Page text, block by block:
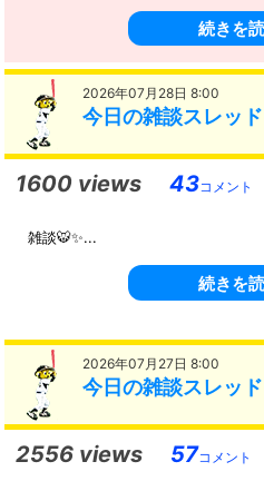
続きを
2026年07月28日 8:00
今日の雑談スレッ
1600 views 43コメント
雑談🐯✨...
続きを
2026年07月27日 8:00
今日の雑談スレッ
2556 views 57コメント